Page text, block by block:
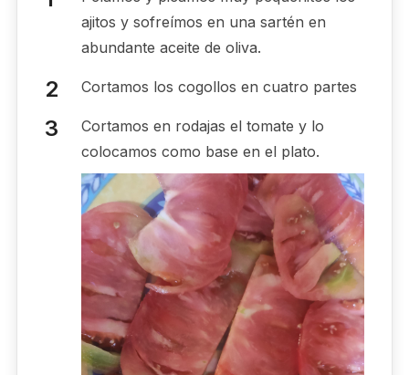
ajitos y sofreímos en una sartén en
abundante aceite de oliva.
Cortamos los cogollos en cuatro partes
Cortamos en rodajas el tomate y lo
colocamos como base en el plato.